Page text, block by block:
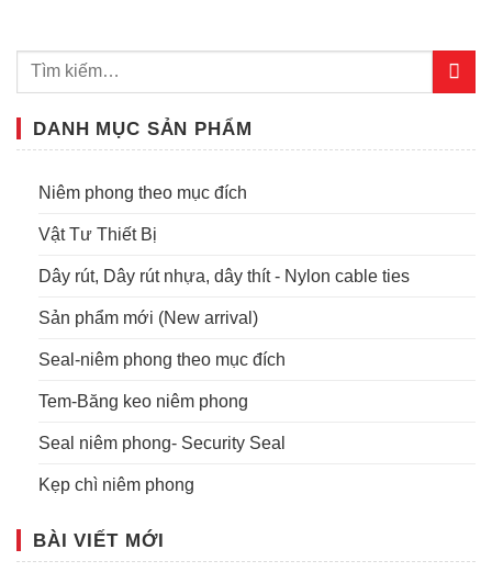
DANH MỤC SẢN PHẨM
Niêm phong theo mục đích
Vật Tư Thiết Bị
Dây rút, Dây rút nhựa, dây thít - Nylon cable ties
Sản phẩm mới (New arrival)
Seal-niêm phong theo mục đích
Tem-Băng keo niêm phong
Seal niêm phong- Security Seal
Kẹp chì niêm phong
BÀI VIẾT MỚI